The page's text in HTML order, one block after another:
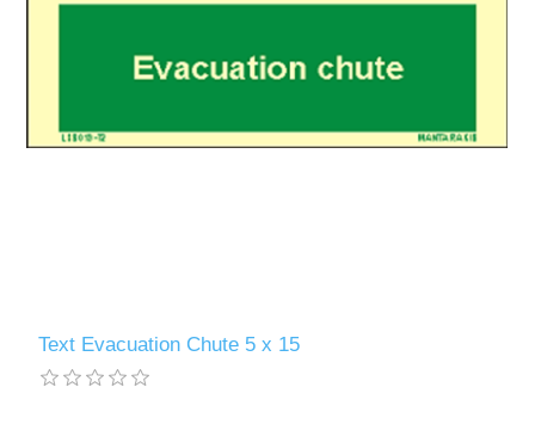
Text Evacuation Chute 5 x 15